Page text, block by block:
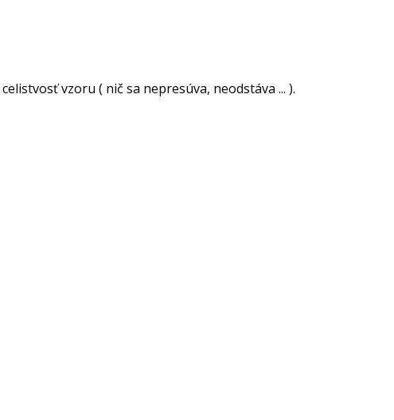
vzoru ( nič sa nepresúva, neodstáva ... ).